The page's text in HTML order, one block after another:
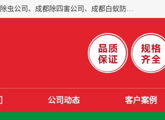
成都仁民有害生物防治服务有限公司是一家经营成都灭跳蚤公司、成都灭鼠公司、成都除虫公司、成都除四害公司、成都白蚁防治公司、成都杀虫公司等。业务覆盖：青白江、郫县、简阳、金堂、乐山、眉山、绵阳、彭州等区域。 由于我们的专业技术和服务态度得到了肯定、 目前公司已经与省内外的多个金 融企业、高端写字楼、星级酒 店、宾馆餐饮企业、学校、制造生产企业、物业小区建立了长期友好的合作关系。
公司动态 客户案例